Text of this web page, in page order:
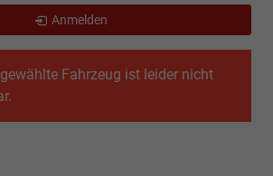
Fahrzeug ist leider nicht
Anmelden